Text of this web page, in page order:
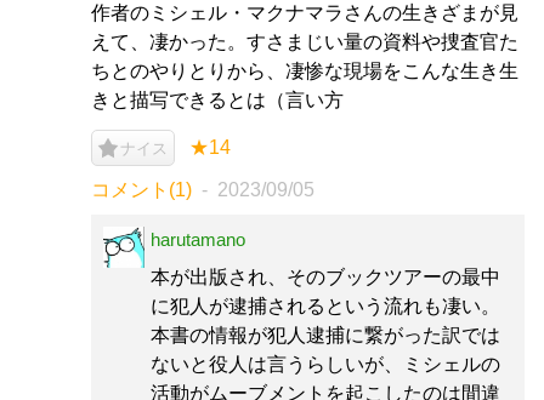
作者のミシェル・マクナマラさんの生きざまが見
えて、凄かった。すさまじい量の資料や捜査官た
ちとのやりとりから、凄惨な現場をこんな生き生
きと描写できるとは（言い方
ナイス ★14
コメント(1) 2023/09/05
harutamano
本が出版され、そのブックツアーの最中
に犯人が逮捕されるという流れも凄い。
本書の情報が犯人逮捕に繋がった訳では
ないと役人は言うらしいが、ミシェルの
活動がムーブメントを起こしたのは間違